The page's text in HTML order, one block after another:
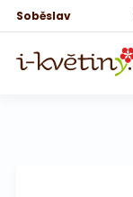
Soběslav